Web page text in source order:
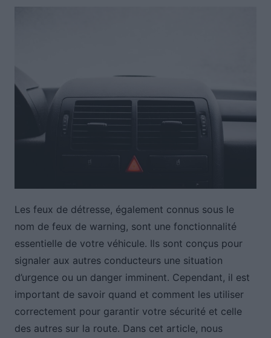
Les feux de détresse, également connus sous le
nom de feux de warning, sont une fonctionnalité
essentielle de votre véhicule. Ils sont conçus pour
signaler aux autres conducteurs une situation
d’urgence ou un danger imminent. Cependant, il est
important de savoir quand et comment les utiliser
correctement pour garantir votre sécurité et celle
des autres sur la route. Dans cet article, nous